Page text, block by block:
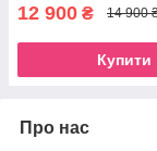
12 900 ₴ 14 900
Купити
Про нас